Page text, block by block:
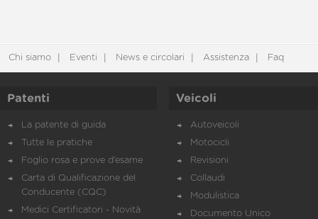
Chi siamo Eventi News e circolari Assistenza Faq
Patenti
La patente di guida
Tutte le pratiche
Foglio rosa e prove d’esame
Carta di Qualificazione del
Conducente (CQC)
Medici Certificatori - Novità
Veicoli
Autoveicoli
Motocicli
Revisioni
Collaudi
Modulistica
Documento Unico